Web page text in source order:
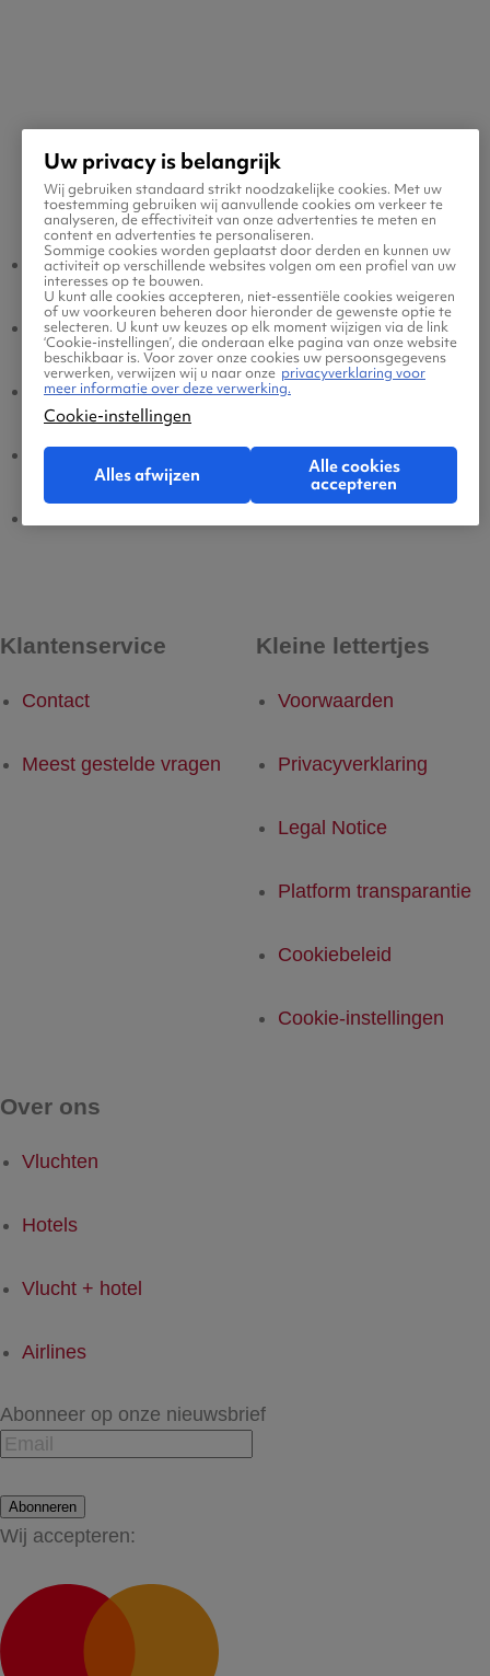
Populaire vluchten
Milaan - Amsterdam Amsterdam - Milaan
Milaan - Eindhoven Eindhoven - Milaan
Milaan - Brussel Brussel - Milaan
Milaan - Dusseldorf Dusseldorf - Milaan
Klantenservice
Contact
Meest gestelde vragen
Kleine lettertjes
Voorwaarden
Privacyverklaring
Legal Notice
Platform transparantie
Cookiebeleid
Cookie-instellingen
Over ons
Vluchten
Hotels
Vlucht + hotel
Airlines
Abonneer op onze nieuwsbrief
Abonneren
Wij accepteren:
Uw privacy is belangrijk
Wij gebruiken standaard strikt noodzakelijke cookies. Met uw
toestemming gebruiken wij aanvullende cookies om verkeer te
analyseren, de effectiviteit van onze advertenties te meten en
content en advertenties te personaliseren.
Sommige cookies worden geplaatst door derden en kunnen uw
activiteit op verschillende websites volgen om een profiel van uw
interesses op te bouwen.
U kunt alle cookies accepteren, niet-essentiële cookies weigeren
of uw voorkeuren beheren door hieronder de gewenste optie te
selecteren. U kunt uw keuzes op elk moment wijzigen via de link
‘Cookie-instellingen’, die onderaan elke pagina van onze website
beschikbaar is. Voor zover onze cookies uw persoonsgegevens
verwerken, verwijzen wij u naar onze privacyverklaring voor
meer informatie over deze verwerking.
Cookie-instellingen
Alles afwijzen
Alle cookies
accepteren